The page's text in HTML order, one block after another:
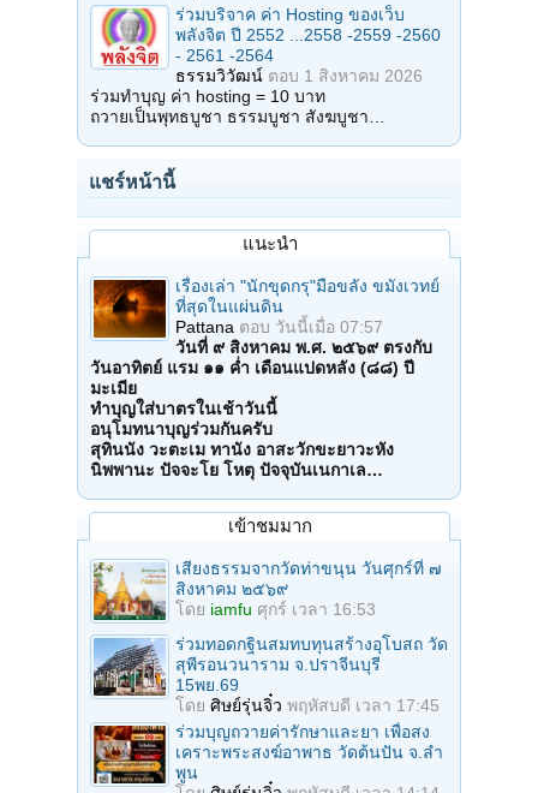
ร่วมบริจาค ค่า Hosting ของเว็บ
พลังจิต ปี 2552 ...2558 -2559 -2560
- 2561 -2564
ธรรมวิวัฒน์ ตอบ 1 สิงหาคม 2026
ร่วมทำบุญ ค่า hosting = 10 บาท
ถวายเป็นพุทธบูชา ธรรมบูชา สังฆบูชา…
แชร์หน้านี้
แนะนำ
เรื่องเล่า "นักขุดกรุ"มือขลัง ขมังเวทย์
ที่สุดในแผ่นดิน
Pattana ตอบ วันนี้เมื่อ 07:57
วันที่ ๙ สิงหาคม พ.ศ. ๒๕๖๙ ตรงกับ
วันอาทิตย์ แรม ๑๑ ค่ำ เดือนแปดหลัง (๘๘) ปี
มะเมีย
ทำบุญใส่บาตรในเช้าวันนี้
อนุโมทนาบุญร่วมกันครับ
สุทินนัง วะตะเม ทานัง อาสะวักขะยาวะหัง
นิพพานะ ปัจจะโย โหตุ ปัจจุบันเนกาเล…
เข้าชมมาก
เสียงธรรมจากวัดท่าขนุน วันศุกร์ที่ ๗
สิงหาคม ๒๕๖๙
โดย iamfu ศุกร์ เวลา 16:53
ร่วมทอดกฐินสมทบทุนสร้างอุโบสถ วัด
สุพีรอนวนาราม จ.ปราจีนบุรี
15พย.69
โดย ศิษย์รุ่นจิ๋ว พฤหัสบดี เวลา 17:45
ร่วมบุญถวายค่ารักษาและยา เพื่อสง
เคราะพระสงฆ์อาพาธ วัดต้นปัน จ.ลํา
พูน